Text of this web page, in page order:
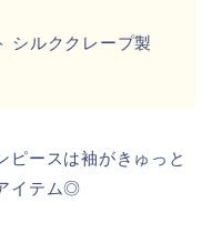
シルククレープ製
ピースは袖がきゅっと
イテム◎